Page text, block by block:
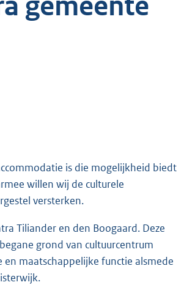
is die mogelijkheid biedt
willen wij de culturele
versterken.
Tiliander en den Boogaard. Deze
grond van cultuurcentrum
maatschappelijke functie alsmede